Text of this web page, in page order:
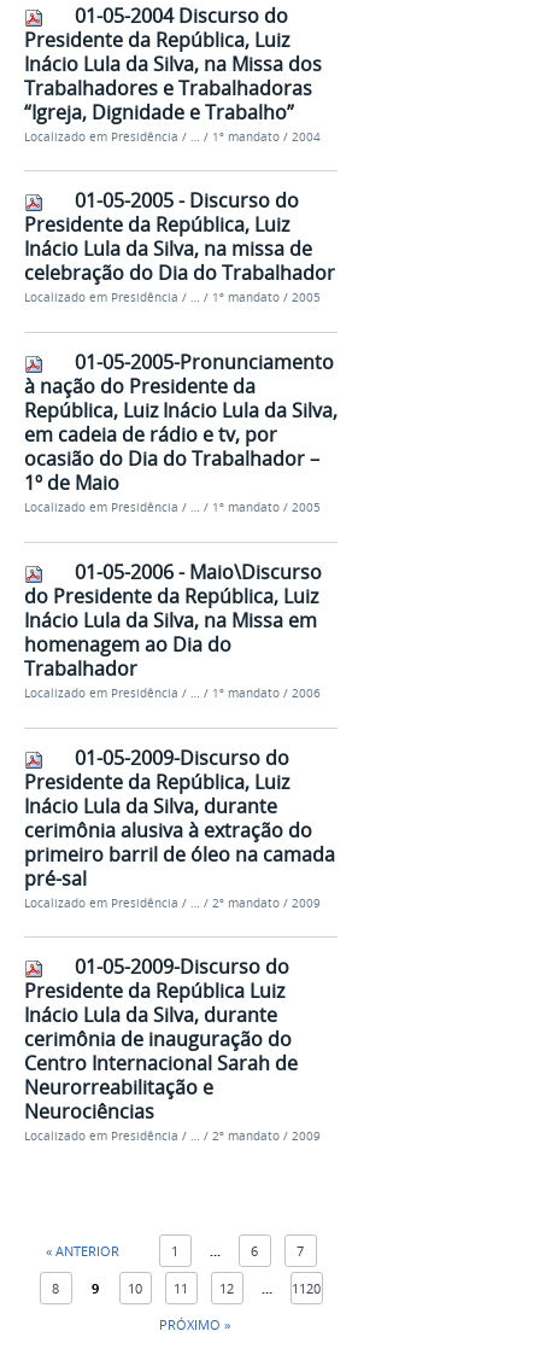
01-05-2004 Discurso do
Presidente da República, Luiz
Inácio Lula da Silva, na Missa dos
Trabalhadores e Trabalhadoras
“Igreja, Dignidade e Trabalho”
Localizado em Presidência / … / 1º mandato / 2004
01-05-2005 - Discurso do
Presidente da República, Luiz
Inácio Lula da Silva, na missa de
celebração do Dia do Trabalhador
Localizado em Presidência / … / 1º mandato / 2005
01-05-2005-Pronunciamento
à nação do Presidente da
República, Luiz Inácio Lula da Silva,
em cadeia de rádio e tv, por
ocasião do Dia do Trabalhador –
1º de Maio
Localizado em Presidência / … / 1º mandato / 2005
01-05-2006 - Maio\Discurso
do Presidente da República, Luiz
Inácio Lula da Silva, na Missa em
homenagem ao Dia do
Trabalhador
Localizado em Presidência / … / 1º mandato / 2006
01-05-2009-Discurso do
Presidente da República, Luiz
Inácio Lula da Silva, durante
cerimônia alusiva à extração do
primeiro barril de óleo na camada
pré-sal
Localizado em Presidência / / 2º mandato / 2009
01-05-2009-Discurso do
Presidente da República Luiz
Inácio Lula da Silva, durante
cerimônia de inauguração do
Centro Internacional Sarah de
Neurorreabilitação e
Neurociências
Localizado em Presidência / … / 2º mandato / 2009
« ANTERIOR 1 ... 6 7
8 9 10 11 12 ...
1120
PRÓXIMO »